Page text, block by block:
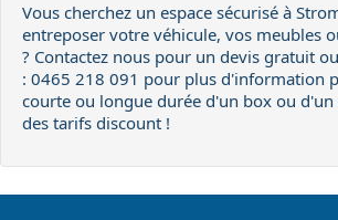
Vous cherchez un espace sécurisé à
entreposer votre véhicule, vos meubles
? Contactez nous pour un devis gratuit
: 0465 218 091 pour plus d'information
courte ou longue durée d'un box ou
des tarifs discount !